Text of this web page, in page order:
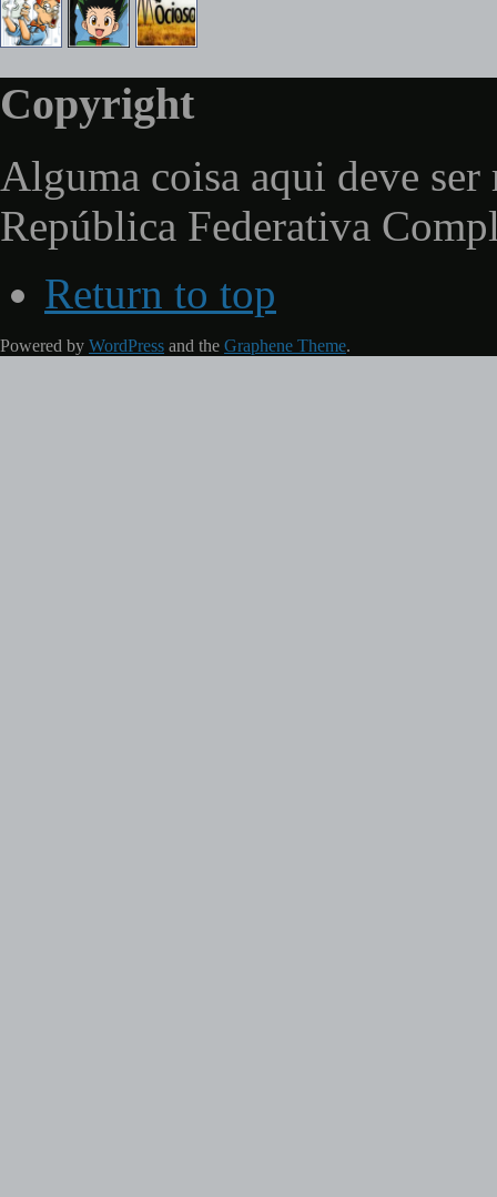
Copyright
Alguma coisa aqui deve ser
República Federativa
Return to top
Powered by WordPress and the Graphene Theme.